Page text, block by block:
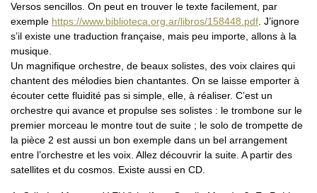
Versos sencillos. On peut en trouver le texte facilement, par
exemple https://www.biblioteca.org.ar/libros/158448.pdf. J’ignore
s’il existe une traduction française, mais peu importe, allons à la
musique.
Un magnifique orchestre, de beaux solistes, des voix claires qui
chantent des mélodies bien chantantes. On se laisse emporter à
écouter cette fluidité pas si simple, elle, à réaliser. C’est un
orchestre qui avance et propulse ses solistes : le trombone sur le
premier morceau le montre tout de suite ; le solo de trompette de
la pièce 2 est aussi un bon exemple dans un bel arrangement
entre l’orchestre et les voix. Allez découvrir la suite. A partir des
satellites et du cosmos. Existe aussi en CD.